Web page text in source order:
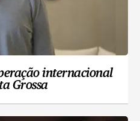
internacional
Grossa